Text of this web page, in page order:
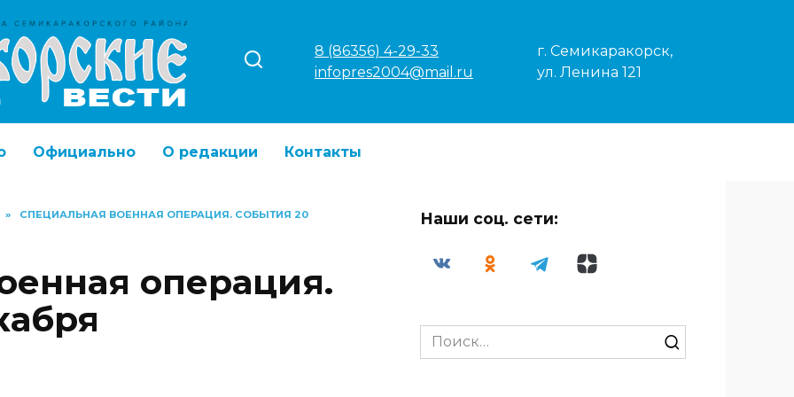
8 (86356) 4-29-33
infopres2004@mail.ru
г. Семикаракорск,
ул. Ленина 121
Официально О редакции Контакты
»
СПЕЦИАЛЬНАЯ ВОЕННАЯ ОПЕРАЦИЯ. СОБЫТИЯ 20
операция.
Наши соц. сети:
Search
for: